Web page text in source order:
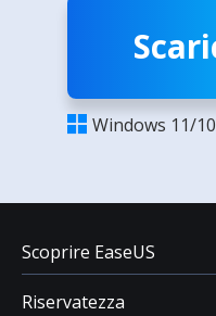
 Windows 11/
Scoprire EaseUS
Riservatezza